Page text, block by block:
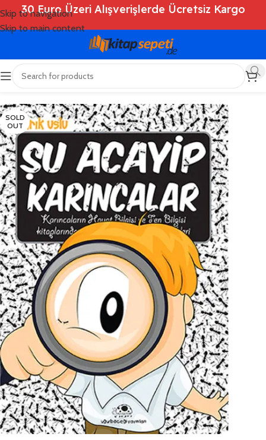
Skip to navigation
Skip to main content
30 Euro Üzeri Alışverişlerde Ücretsiz Kargo
Ana Sayfa Shop
SOLD
OUT